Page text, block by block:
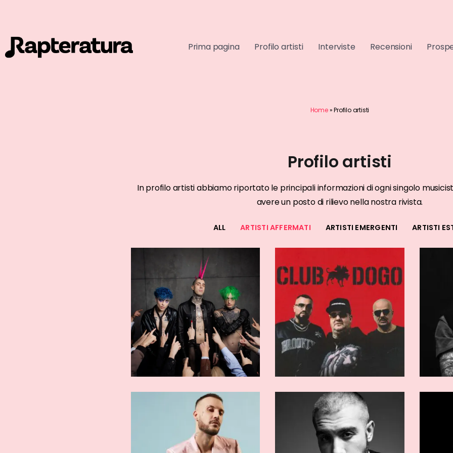
Prima pagina Profilo artisti Interviste Recensioni
Home»Profilo artisti
Profilo artisti
In profilo artisti abbiamo riportato le principali informazioni di ogni singolo
avere un posto di rilievo nella nostra rivista.
ALL ARTISTI AFFERMATI ARTISTI EMERGENTI ARTISTI
Club Dogo
ARTISTI AFFERMATI
Kaos
ARTISTI AFFERMATI
Mondo Marcio
ARTISTI AFFERMATI
Vacca